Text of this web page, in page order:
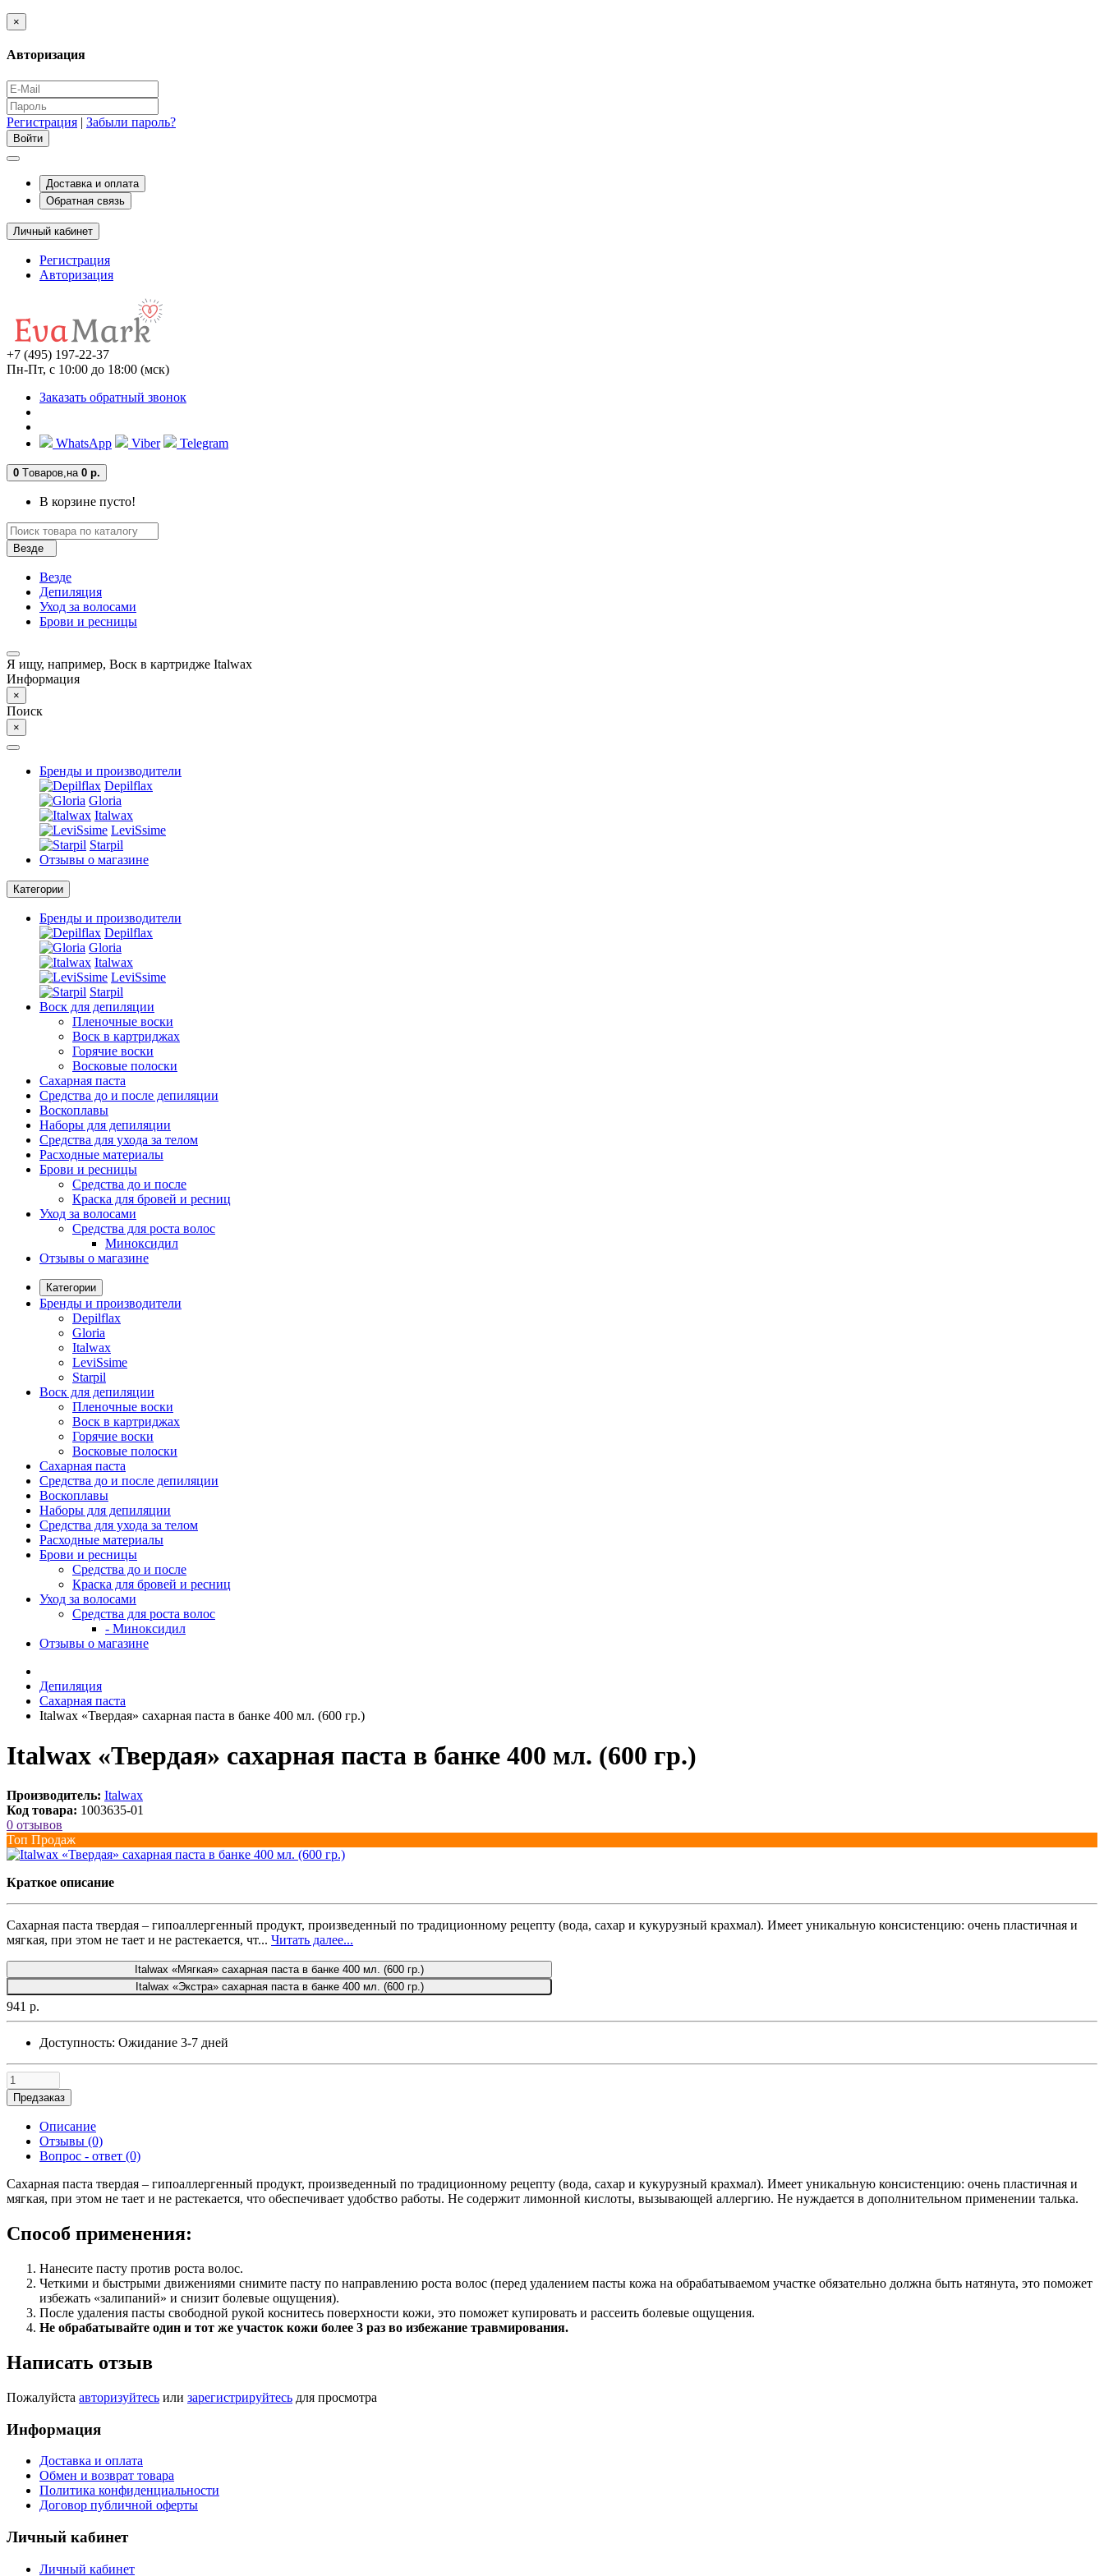
×
Авторизация
Регистрация | Забыли пароль?
Доставка и оплата
Обратная связь
Личный кабинет
Регистрация
Авторизация
+7 (495) 197-22-37
Пн-Пт, с 10:00 до 18:00 (мск)
Заказать обратный звонок
WhatsApp Viber Telegram
0 Tоваров, на 0 р.
В корзине пусто!
Везде
Везде
Депиляция
Уход за волосами
Брови и ресницы
Я ищу, например, Воск в картридже Italwax
Информация
×
Поиск
×
Бренды и производители
Depilflax
Gloria
Italwax
LeviSsime
Starpil
Отзывы о магазине
Категории
Бренды и производители
Depilflax
Gloria
Italwax
LeviSsime
Starpil
Воск для депиляции
Пленочные воски
Воск в картриджах
Горячие воски
Восковые полоски
Сахарная паста
Средства до и после депиляции
Воскоплавы
Наборы для депиляции
Средства для ухода за телом
Расходные материалы
Брови и ресницы
Средства до и после
Краска для бровей и ресниц
Уход за волосами
Средства для роста волос
Миноксидил
Отзывы о магазине
Категории
Бренды и производители
Depilflax
Gloria
Italwax
LeviSsime
Starpil
Воск для депиляции
Пленочные воски
Воск в картриджах
Горячие воски
Восковые полоски
Сахарная паста
Средства до и после депиляции
Воскоплавы
Наборы для депиляции
Средства для ухода за телом
Расходные материалы
Брови и ресницы
Средства до и после
Краска для бровей и ресниц
Уход за волосами
Средства для роста волос
- Миноксидил
Отзывы о магазине
Депиляция
Сахарная паста
Italwax «Твердая» сахарная паста в банке 400 мл. (600 гр.)
Italwax «Твердая» сахарная паста в банке 400 мл. (600 гр.)
Производитель: Italwax
Код товара: 1003635-01
0 отзывов
Топ Продаж
Краткое описание
Сахарная паста твердая – гипоаллергенный продукт, произведенный по традиционному рецепту (вода, сахар и кукурузный крахмал). Имеет уникальную консистенцию: очень пластичная и
мягкая, при этом не тает и не растекается, чт... Читать далее...
Italwax «Мягкая» сахарная паста в банке 400 мл. (600 гр.)
Italwax «Экстра» сахарная паста в банке 400 мл. (600 гр.)
941 р.
Доступность: Ожидание 3-7 дней
Предзаказ
Описание
Отзывы (0)
Вопрос - ответ (0)
Сахарная паста твердая – гипоаллергенный продукт, произведенный по традиционному рецепту (вода, сахар и кукурузный крахмал). Имеет уникальную консистенцию: очень пластичная и
мягкая, при этом не тает и не растекается, что обеспечивает удобство работы. Не содержит лимонной кислоты, вызывающей аллергию. Не нуждается в дополнительном применении талька.
Способ применения:
Нанесите пасту против роста волос.
Четкими и быстрыми движениями снимите пасту по направлению роста волос (перед удалением пасты кожа на обрабатываемом участке обязательно должна быть натянута, это поможет
избежать «залипаний» и снизит болевые ощущения).
После удаления пасты свободной рукой коснитесь поверхности кожи, это поможет купировать и рассеить болевые ощущения.
Не обрабатывайте один и тот же участок кожи более 3 раз во избежание травмирования.
Написать отзыв
Пожалуйста авторизуйтесь или зарегистрируйтесь для просмотра
Информация
Доставка и оплата
Обмен и возврат товара
Политика конфиденциальности
Договор публичной оферты
Личный кабинет
Личный кабинет